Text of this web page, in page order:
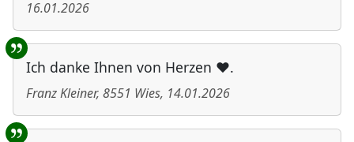
16.01.2026
Ich danke Ihnen von Herzen ❤️.
Franz Kleiner, 8551 Wies, 14.01.2026